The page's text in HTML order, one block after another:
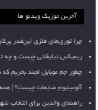
آخرین موزیک ویدئو ها
چرا توری‌های فلزی این‌قدر
ریمیکس تبلیغاتی چیست و چه
چطور جم موبایل لجند بخریم
آلومینیوم ضایعات چیست؟ |
راهنمای والدین برای انتخاب